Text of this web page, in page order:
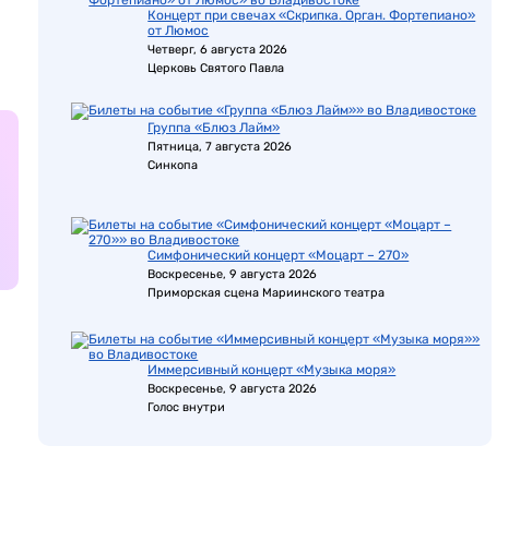
Концерт при свечах «Скрипка. Орган. Фортепиано»
от Люмос
Четверг, 6 августа 2026
Церковь Святого Павла
Группа «Блюз Лайм»
Пятница, 7 августа 2026
Синкопа
Симфонический концерт «Моцарт – 270»
Воскресенье, 9 августа 2026
Приморская сцена Мариинского театра
Иммерсивный концерт «Музыка моря»
Воскресенье, 9 августа 2026
Голос внутри